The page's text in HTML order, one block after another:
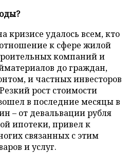
кризисе удалось всем, кто
к сфере жилой
компаний и
до граждан,
и частных инвесторов
рост стоимости
в последние месяцы в
– от девальвации рубля
ипотеки, привел к
связанных с этим
и услуг.